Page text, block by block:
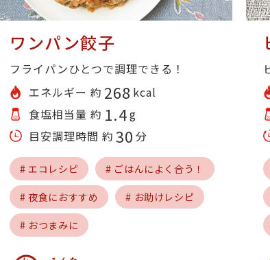
ワンパン餃子
フライパンひとつで調理できる！
エネルギー 約 268 kcal
食塩相当量 約 1.4g
目安調理時間 約 30 分
# エコレシピ # ごはんによく合う！
# 夜食におすすめ # お助けレシピ
# おつまみに